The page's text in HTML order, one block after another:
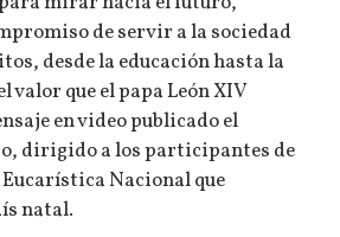
de servir a la sociedad
desde la educación hasta la
valor que el papa León XIV
en video publicado el
dirigido a los participantes de
Nacional que
natal.